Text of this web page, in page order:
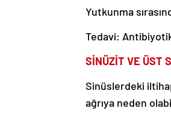
Yutkunma
Tedavi:
SİNÜZİT VE ÜST
Sinüslerdeki
ağrıya neden